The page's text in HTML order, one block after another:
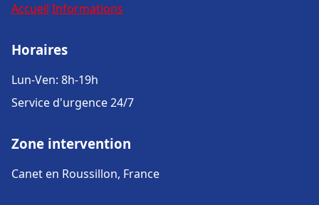
Accueil Informations
Horaires
Lun-Ven: 8h-19h
Service d'urgence 24/7
Zone intervention
Canet en Roussillon, France